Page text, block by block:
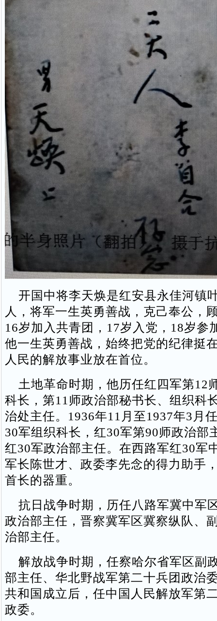
开国中将李天焕是红安县永佳河镇
人，将军一生英勇善战，克己奉公，
16岁加入共青团，17岁入党，18岁参
他一生英勇善战，始终把党的纪律挺
人民的解放事业放在首位。
土地革命时期，他历任红四军第12
科长，第11师政治部秘书长、组织科
治处主任。1936年11月至1937年3月
30军组织科长，红30军第90师政治部
红30军政治部主任。在西路军红30军
军长陈世才、政委李先念的得力助手
首长的器重。
抗日战争时期，历任八路军冀中军
政治部主任，晋察冀军区冀察纵队、
治部主任。
解放战争时期，任察哈尔省军区副
部主任、华北野战军第二十兵团政治
共和国成立后，任中国人民解放军第
政委。